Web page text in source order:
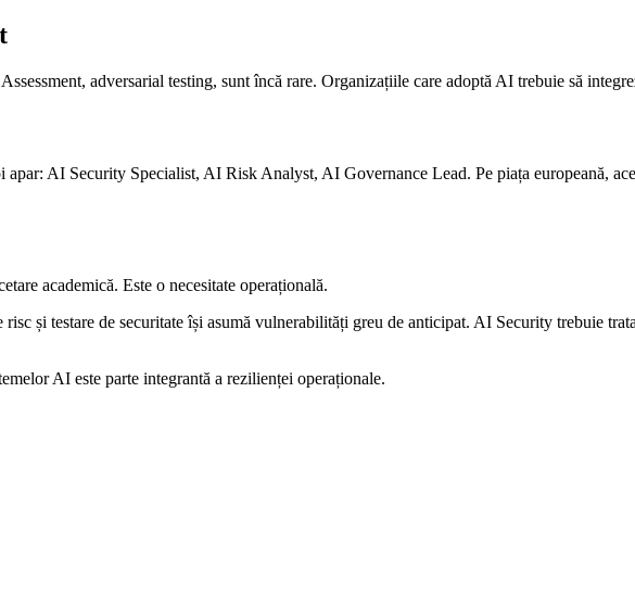
adversarial testing, sunt încă rare. Organizațiile care adoptă AI trebuie să
AI Security Specialist, AI Risk Analyst, AI Governance Lead. Pe piața europeană,
academică. Este o necesitate operațională.
și testare de securitate își asumă vulnerabilități greu de anticipat. AI Security trebuie
AI este parte integrantă a rezilienței operaționale.